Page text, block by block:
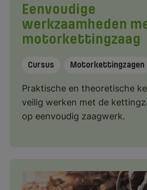
Eenvoudige
werkzaamheden
motorkettingzaag
Cursus Motorkettingzagen
Praktische en theoretische
veilig werken met de
op eenvoudig zaagwerk.